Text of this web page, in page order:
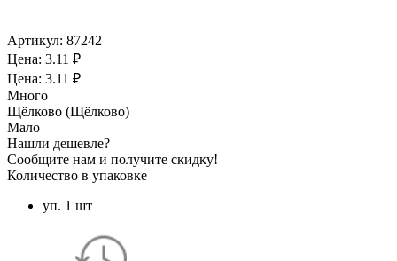
Артикул: 87242
Цена: 3.11 ₽
Цена: 3.11 ₽
Много
Щёлково (Щёлково)
Мало
Нашли дешевле?
Сообщите нам и получите скидку!
Количество в упаковке
уп. 1 шт